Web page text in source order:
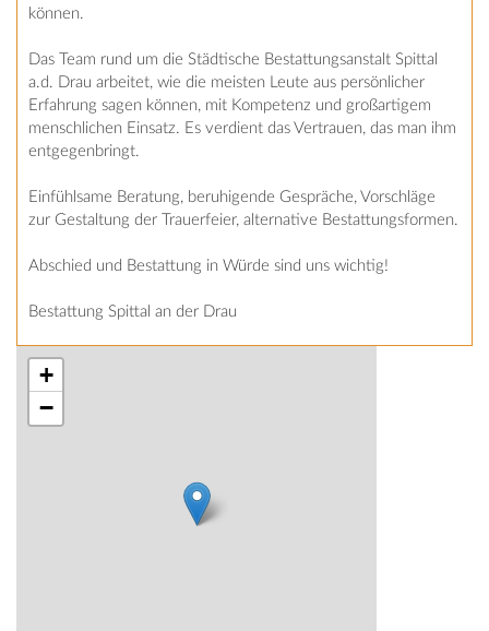
können.
Das Team rund um die Städtische Bestattungsanstalt Spittal
a.d. Drau arbeitet, wie die meisten Leute aus persönlicher
Erfahrung sagen können, mit Kompetenz und großartigem
menschlichen Einsatz. Es verdient das Vertrauen, das man ihm
entgegenbringt.
Einfühlsame Beratung, beruhigende Gespräche, Vorschläge
zur Gestaltung der Trauerfeier, alternative Bestattungsformen.
Abschied und Bestattung in Würde sind uns wichtig!
Bestattung Spittal an der Drau
+
−